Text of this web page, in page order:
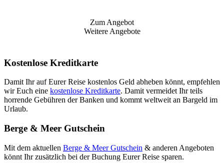
Zum Angebot
Weitere Angebote
Kostenlose Kreditkarte
Damit Ihr auf Eurer Reise kostenlos Geld abheben könnt, empfehlen
wir Euch eine kostenlose Kreditkarte. Damit vermeidet Ihr teils
horrende Gebühren der Banken und kommt weltweit an Bargeld im
Urlaub.
Berge & Meer Gutschein
Mit dem aktuellen Berge & Meer Gutschein & anderen Angeboten
könnt Ihr zusätzlich bei der Buchung Eurer Reise sparen.